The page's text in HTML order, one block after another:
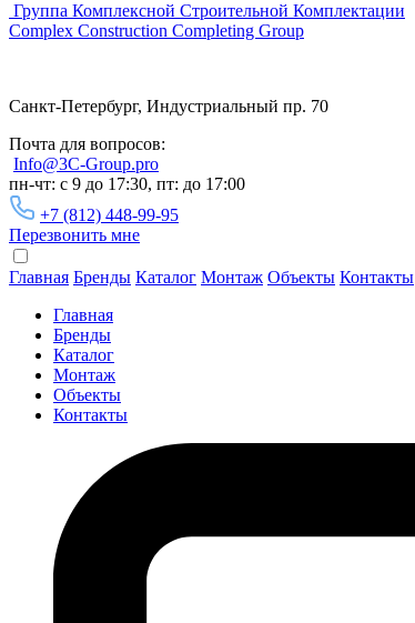
Группа Комплексной Строительной Комплектации
Complex Construction Completing Group
Санкт-Петербург, Индустриальный пр. 70
Почта для вопросов:
Info@3C-Group.pro
пн-чт: с 9 до 17:30, пт: до 17:00
+7 (812) 448-99-95
Перезвонить мне
Главная Бренды Каталог Монтаж Объекты Контакты
Главная
Бренды
Каталог
Монтаж
Объекты
Контакты